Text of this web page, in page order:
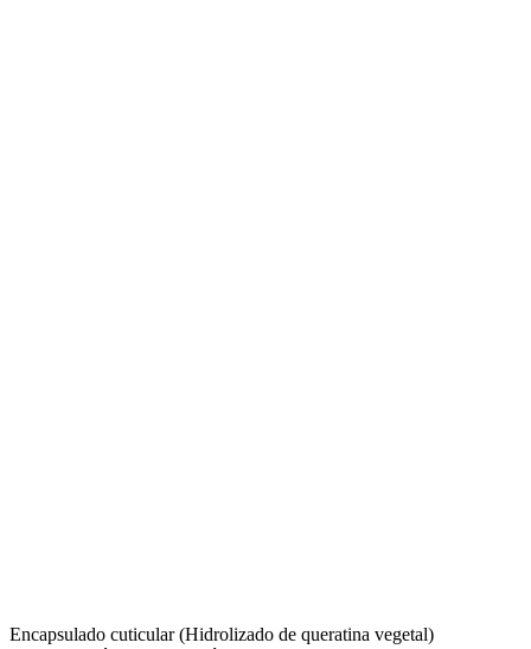
Encapsulado cuticular (Hidrolizado de queratina vegetal)